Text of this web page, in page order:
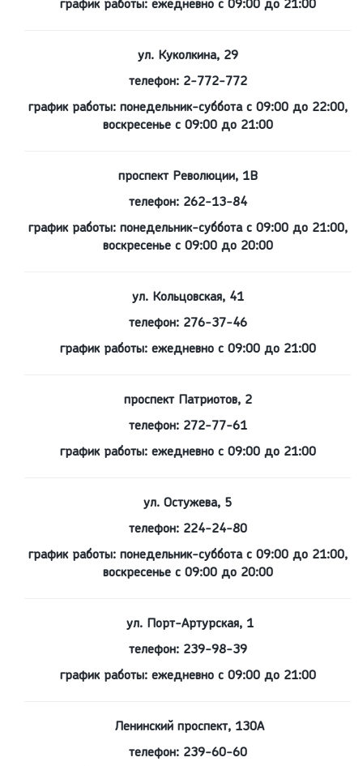
график работы: ежедневно с 09:00 до 21:00
ул. Куколкина, 29
телефон: 2-772-772
график работы: понедельник-суббота с 09:00 до 22:00,
воскресенье с 09:00 до 21:00
проспект Революции, 1В
телефон: 262-13-84
график работы: понедельник-суббота с 09:00 до 21:00,
воскресенье с 09:00 до 20:00
ул. Кольцовская, 41
телефон: 276-37-46
график работы: ежедневно с 09:00 до 21:00
проспект Патриотов, 2
телефон: 272-77-61
график работы: ежедневно с 09:00 до 21:00
ул. Остужева, 5
телефон: 224-24-80
график работы: понедельник-суббота с 09:00 до 21:00,
воскресенье с 09:00 до 20:00
ул. Порт-Артурская, 1
телефон: 239-98-39
график работы: ежедневно с 09:00 до 21:00
Ленинский проспект, 130А
телефон: 239-60-60